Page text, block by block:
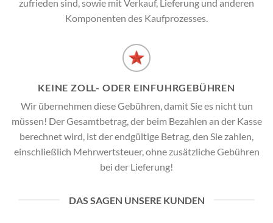
zufrieden sind, sowie mit Verkauf, Lieferung und anderen
Komponenten des Kaufprozesses.
KEINE ZOLL- ODER EINFUHRGEBÜHREN
Wir übernehmen diese Gebühren, damit Sie es nicht tun
müssen! Der Gesamtbetrag, der beim Bezahlen an der Kasse
berechnet wird, ist der endgültige Betrag, den Sie zahlen,
einschließlich Mehrwertsteuer, ohne zusätzliche Gebühren
bei der Lieferung!
DAS SAGEN UNSERE KUNDEN